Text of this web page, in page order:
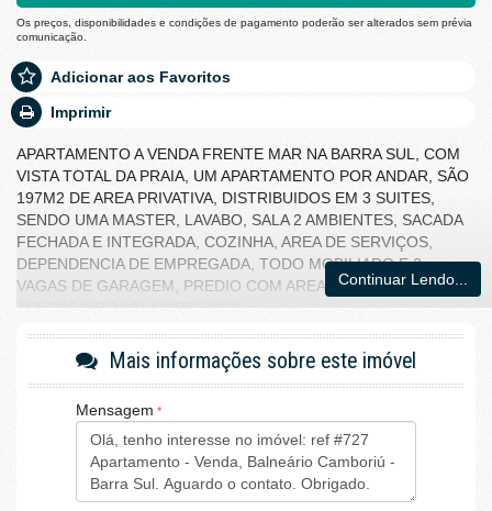
Os preços, disponibilidades e condições de pagamento poderão ser alterados sem prévia
comunicação.
Adicionar aos Favoritos
Imprimir
APARTAMENTO A VENDA FRENTE MAR NA BARRA SUL, COM
VISTA TOTAL DA PRAIA, UM APARTAMENTO POR ANDAR, SÃO
197M2 DE AREA PRIVATIVA, DISTRIBUIDOS EM 3 SUITES,
SENDO UMA MASTER, LAVABO, SALA 2 AMBIENTES, SACADA
FECHADA E INTEGRADA, COZINHA, AREA DE SERVIÇOS,
DEPENDENCIA DE EMPREGADA, TODO MOBILIADO E 2
VAGAS DE GARAGEM, PREDIO COM AREA DE LAZER. FACIL
ACESSO A BR 101 NORTE/SUL
APARTAMENTO A VENDA FRENTE MAR NA BARRA SUL, COM
VISTA TOTAL DA PRAIA, UM APARTAMENTO POR ANDAR, SÃO
197M2 DE AREA PRIVATIVA, DISTRIBUIDOS EM 3 SUITES,
SENDO UMA MASTER, LAVABO, SALA 2 AMBIENTES, SACADA
FECHADA E INTEGRADA, COZINHA, AREA DE SERVIÇOS,
DEPENDENCIA DE EMPREGADA, TODO MOBILIADO E 2 VAGAS
DE GARAGEM, PREDIO COM AREA DE LAZER. FACIL ACESSO A
BR 101 NORTE/SUL
Continuar Lendo...
Mais informações sobre este imóvel
Mensagem